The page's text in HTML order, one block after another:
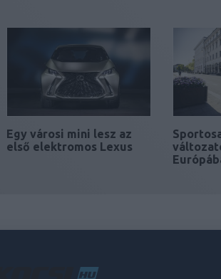
Egy városi mini lesz az
első elektromos Lexus